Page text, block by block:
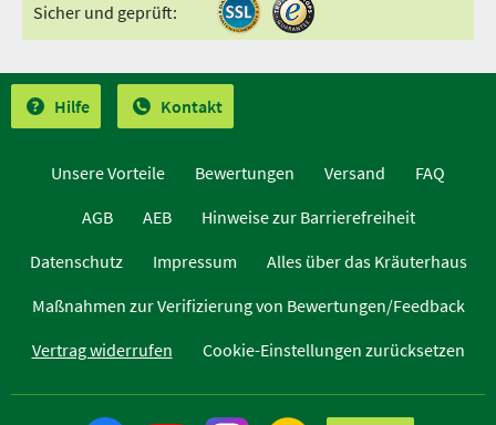
Sicher und geprüft:
Hilfe Kontakt
Unsere Vorteile Bewertungen Versand
FAQ
AGB
AEB
Hinweise zur Barrierefreiheit
Datenschutz
Impressum
Alles über das Kräuterhaus
Maßnahmen zur Verifizierung von Bewertungen/Feedback
Vertrag widerrufen
Cookie-Einstellungen zurücksetzen